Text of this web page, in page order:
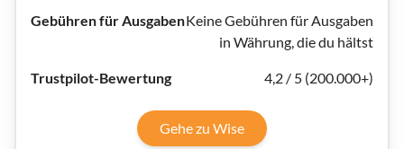
Keine Gebühren für Ausgaben
in Währung, die du hältst
4,2 / 5 (200.000+)
Gehe zu Wise